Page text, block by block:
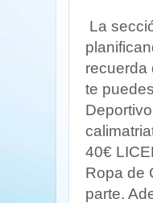
La
recuerda
te
40€
Ropa de
parte.